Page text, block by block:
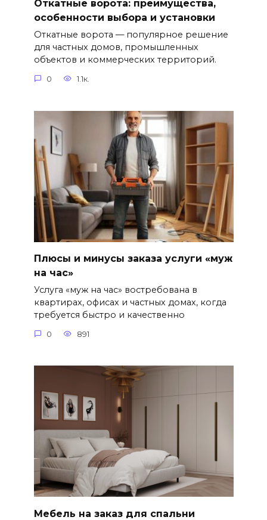
Откатные ворота: преимущества,
особенности выбора и установки
Откатные ворота — популярное решение
для частных домов, промышленных
объектов и коммерческих территорий.
0 1.1к.
Плюсы и минусы заказа услуги «муж
на час»
Услуга «муж на час» востребована в
квартирах, офисах и частных домах, когда
требуется быстро и качественно
0 891
Мебель на заказ для спальни